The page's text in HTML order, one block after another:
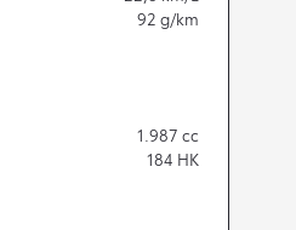
92 g/km
1.987 cc
184 HK